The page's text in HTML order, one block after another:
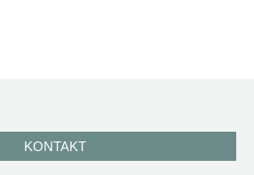
KONTAKT